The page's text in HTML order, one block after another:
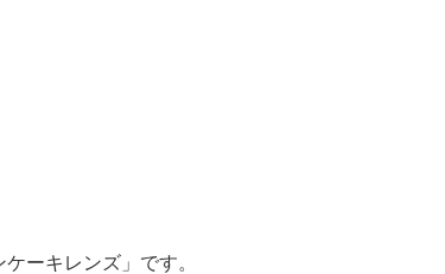
ーキレンズ」です。